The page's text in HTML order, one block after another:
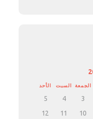
الجمعة السبت الأحد
3
4
5
10
11
12